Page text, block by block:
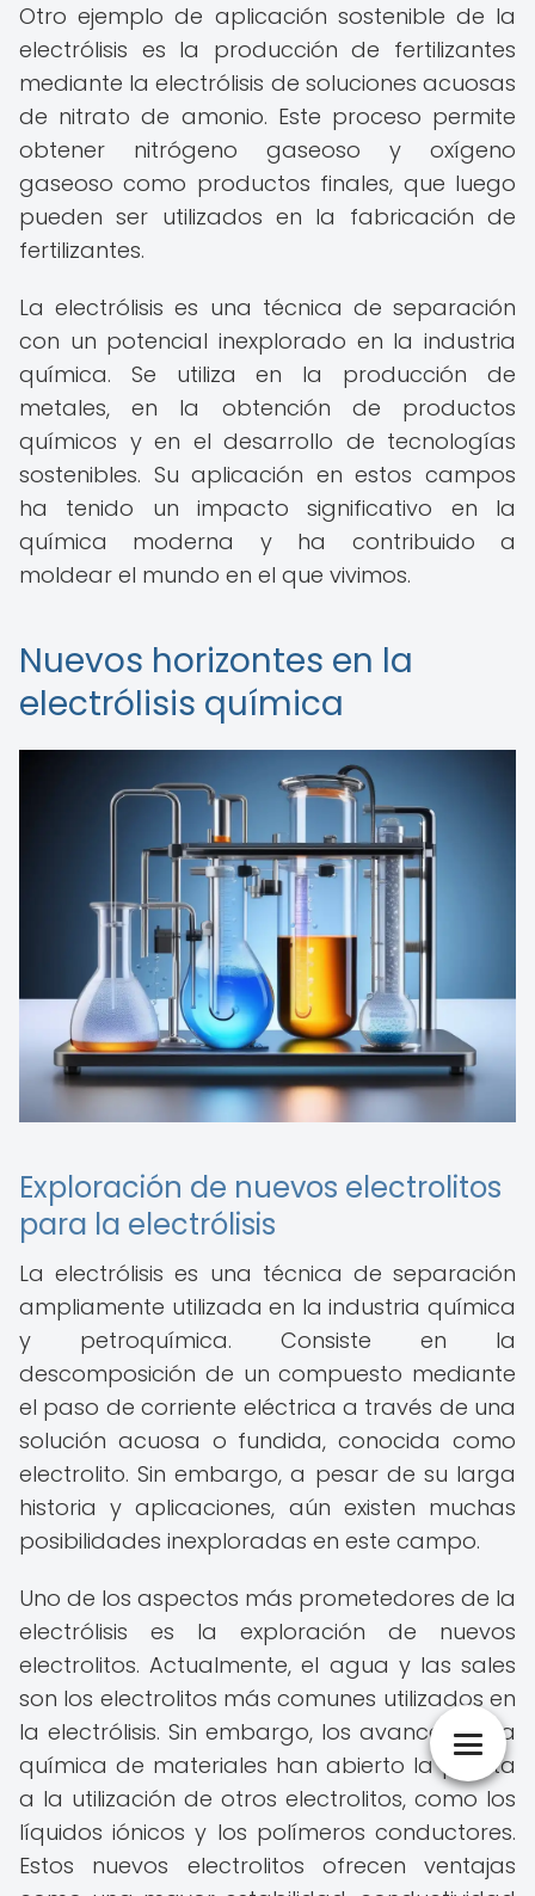
Otro ejemplo de aplicación sostenible de la
electrólisis es la producción de fertilizantes
mediante la electrólisis de soluciones acuosas
de nitrato de amonio. Este proceso permite
obtener nitrógeno gaseoso y oxígeno
gaseoso como productos finales, que luego
pueden ser utilizados en la fabricación de
fertilizantes.
La electrólisis es una técnica de separación
con un potencial inexplorado en la industria
química. Se utiliza en la producción de
metales, en la obtención de productos
químicos y en el desarrollo de tecnologías
sostenibles. Su aplicación en estos campos
ha tenido un impacto significativo en la
química moderna y ha contribuido a
moldear el mundo en el que vivimos.
Nuevos horizontes en la
electrólisis química
Exploración de nuevos electrolitos
para la electrólisis
La electrólisis es una técnica de separación
ampliamente utilizada en la industria química
y petroquímica. Consiste en la
descomposición de un compuesto mediante
el paso de corriente eléctrica a través de una
solución acuosa o fundida, conocida como
electrolito. Sin embargo, a pesar de su larga
historia y aplicaciones, aún existen muchas
posibilidades inexploradas en este campo.
Uno de los aspectos más prometedores de la
electrólisis es la exploración de nuevos
electrolitos. Actualmente, el agua y las sales
son los electrolitos más comunes utilizados en
la electrólisis. Sin embargo, los avances en la
química de materiales han abierto la puerta
a la utilización de otros electrolitos, como los
líquidos iónicos y los polímeros conductores.
Estos nuevos electrolitos ofrecen ventajas